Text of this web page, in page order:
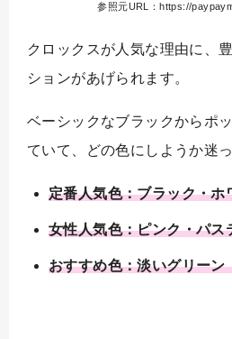
参照元URL：https://
クロックスが人気な理由に、
ションがあげられます。
ベーシックなブラックからポ
ていて、どの色にしようか迷
定番人気色：ブラック・ホ
女性人気色：ピンク・パス
おすすめ色：淡いグリーン